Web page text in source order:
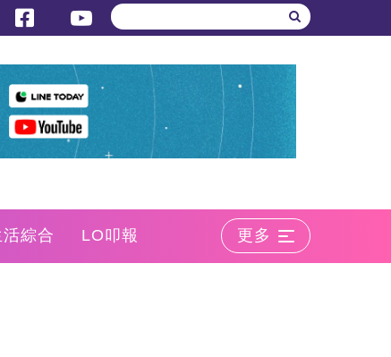
活綜合
LO叩報
更多